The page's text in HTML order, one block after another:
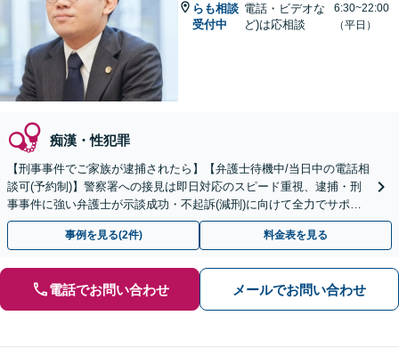
らも相談
受付中
電話・ビデオな
ど)は応相談
6:30~22:00
（平日）
痴漢・性犯罪
【刑事事件でご家族が逮捕されたら】【弁護士待機中/当日中の電話相
談可(予約制)】警察署への接見は即日対応のスピード重視、逮捕・刑
事事件に強い弁護士が示談成功・不起訴(減刑)に向けて全力でサポー
トします。【加害者側の相談専門】
事例を見る(2件) 料金表を見る
電話でお問い合わせ メールでお問い合わせ